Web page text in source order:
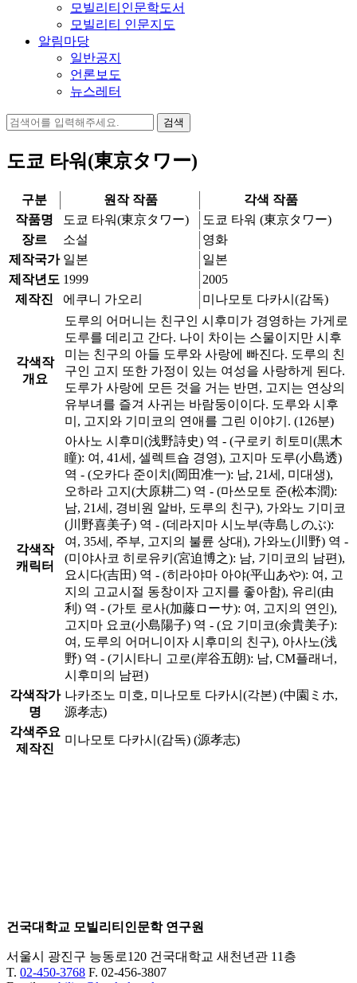
모빌리티인문학도서
모빌리티 인문지도
알림마당
일반공지
언론보도
뉴스레터
검
도쿄 타워(東京タワー)
구분 원작 작품
각색 작품
작품명
도쿄 타워(東京タワー)
도쿄 타워 (東京タワー)
장르
소설
영화
제작국가 일본
일본
제작년도 1999
2005
제작진
에쿠니 가오리 미나모토 다카시(감독)
각색작
개요
도루의 어머니는 친구인 시후미가 경영하는 가게로
도루를 데리고 간다. 나이 차이는 스물이지만 시후
미는 친구의 아들 도루와 사랑에 빠진다. 도루의 친
구인 고지 또한 가정이 있는 여성을 사랑하게 된다.
도루가 사랑에 모든 것을 거는 반면, 고지는 연상의
유부녀를 즐겨 사귀는 바람둥이이다. 도루와 시후
미, 고지와 기미코의 연애를 그린 이야기. (126분)
각색작
캐릭터
아사노 시후미(浅野詩史) 역 - (구로키 히토미(黒木
瞳): 여, 41세, 셀렉트숍 경영), 고지마 도루(小島透)
역 - (오카다 준이치(岡田准一): 남, 21세, 미대생),
오하라 고지(大原耕二) 역 - (마쓰모토 준(松本潤):
남, 21세, 경비원 알바, 도루의 친구), 가와노 기미코
(川野喜美子) 역 - (데라지마 시노부(寺島しのぶ):
여, 35세, 주부, 고지의 불륜 상대), 가와노(川野) 역 -
(미야사코 히로유키(宮迫博之): 남, 기미코의 남편),
요시다(吉田) 역 - (히라야마 아야(平山あや): 여, 고
지의 고교시절 동창이자 고지를 좋아함), 유리(由
利) 역 - (가토 로사(加藤ローサ): 여, 고지의 연인),
고지마 요코(小島陽子) 역 - (요 기미코(余貴美子):
여, 도루의 어머니이자 시후미의 친구), 아사노(浅
野) 역 - (기시타니 고로(岸谷五朗): 남, CM플래너,
시후미의 남편)
각색작가
명
나카조노 미호, 미나모토 다카시(각본) (中園ミホ,
源孝志)
각색주요
제작진
미나모토 다카시(감독) (源孝志)
건국대학교 모빌리티인문학 연구원
서울시 광진구 능동로120 건국대학교 새천년관 11층
T. 02-450-3768 F. 02-456-3807